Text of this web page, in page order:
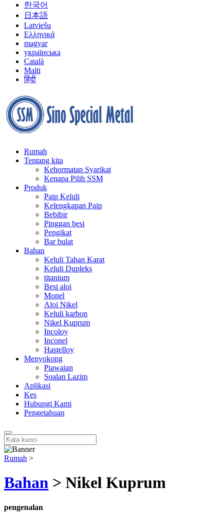
한국어
日本語
Latviešu
Ελληνικά
magyar
українська
Català
Malti
हिंदी
Rumah
Tentang kita
Kehormatan Syarikat
Kenapa Pilih SSM
Produk
Paip Keluli
Kelengkapan Paip
Bebibir
Pinggan besi
Pengikat
Bar bulat
Bahan
Keluli Tahan Karat
Keluli Dupleks
titanium
Besi aloi
Monel
Aloi Nikel
Keluli karbon
Nikel Kuprum
Incoloy
Inconel
Hastelloy
Menyokong
Piawaian
Soalan Lazim
Aplikasi
Kes
Hubungi Kami
Pengetahuan
Rumah >
Bahan > Nikel Kuprum
pengenalan